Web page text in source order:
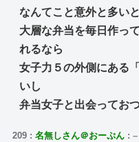
なんてこと意外と多い
大層な弁当を毎日作っ
れるなら
女子力５の外側にある
いし
弁当女子と出会ってお
209 :名無しさん＠おーぷん :–